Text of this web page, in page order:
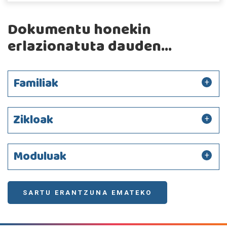
Dokumentu honekin
erlazionatuta dauden...
Familiak
Zikloak
Moduluak
SARTU ERANTZUNA EMATEKO